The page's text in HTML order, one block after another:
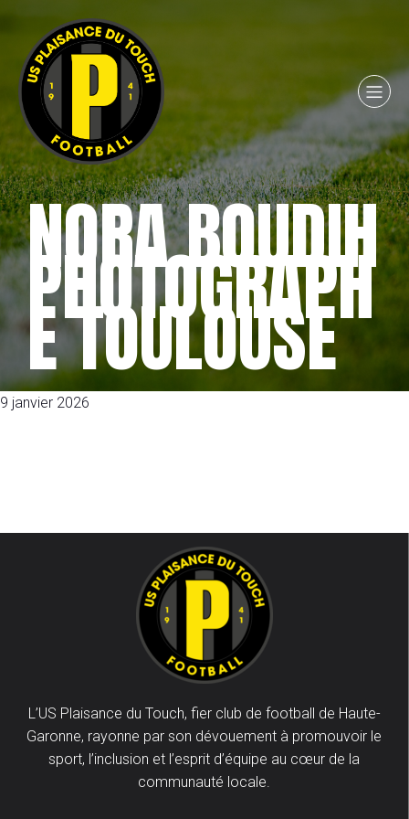
NORA BOUDIH
PHOTOGRAPH
E TOULOUSE
9 janvier 2026
L’US Plaisance du Touch, fier club de football de Haute-
Garonne, rayonne par son dévouement à promouvoir le
sport, l’inclusion et l’esprit d’équipe au cœur de la
communauté locale.